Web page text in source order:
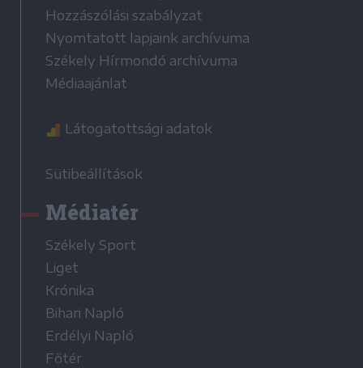
Hozzászólási szabályzat
Nyomtatott lapjaink archívuma
Székely Hírmondó archívuma
Médiaajánlat
Látogatottsági adatok
Sütibeállítások
Médiatér
Székely Sport
Liget
Krónika
Bihari Napló
Erdélyi Napló
Főtér